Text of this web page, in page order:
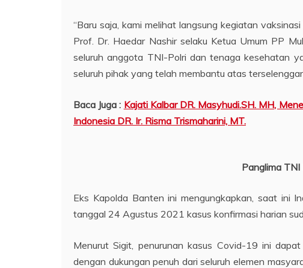
“Baru saja, kami melihat langsung kegiatan
Prof. Dr. Haedar Nashir selaku Ketua Umum PP
seluruh anggota TNI-Polri dan tenaga kesehatan
seluruh pihak yang telah membantu atas
Baca Juga : Kajati Kalbar DR. Masyhudi.SH. MH,
Indonesia DR. Ir. Risma Trismaharini, MT.
Panglima TNI
Eks Kapolda Banten ini mengungkapkan, saat ini
tanggal 24 Agustus 2021 kasus konfirmasi harian
Menurut Sigit, penurunan kasus Covid-19 ini
dengan dukungan penuh dari seluruh elemen